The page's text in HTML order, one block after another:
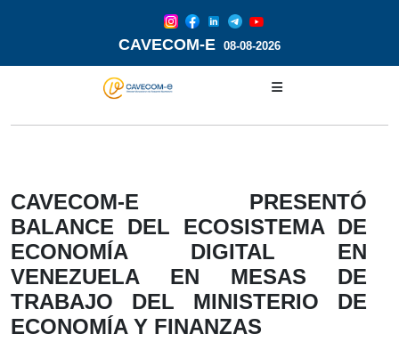
CAVECOM-E 08-08-2026
CAVECOM-E PRESENTÓ
BALANCE DEL ECOSISTEMA DE
ECONOMÍA DIGITAL EN
VENEZUELA EN MESAS DE
TRABAJO DEL MINISTERIO DE
ECONOMÍA Y FINANZAS